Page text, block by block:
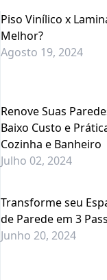
Piso Vinílico x
Melhor?
Agosto 19, 2024
Renove Suas
Baixo Custo e
Cozinha e Banheiro
Julho 02, 2024
Transforme seu
de Parede em 3
Junho 20, 2024